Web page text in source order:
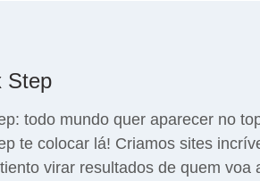
Step
todo mundo quer aparecer no
te colocar lá! Criamos sites
virar resultados de quem voa